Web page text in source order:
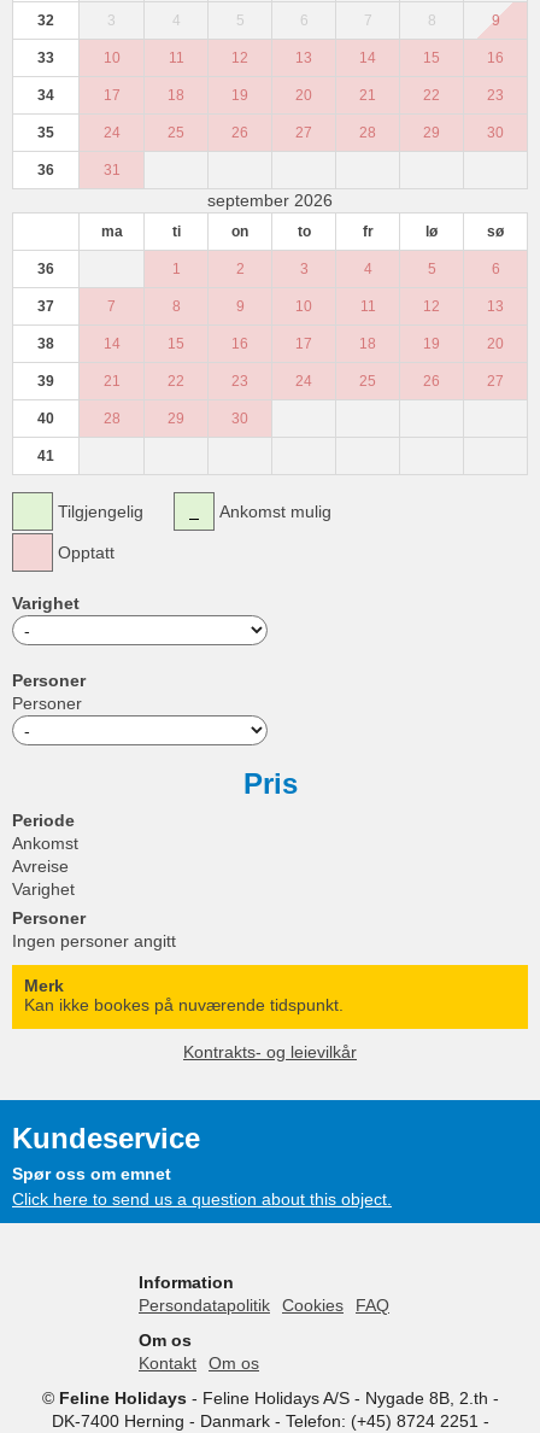
32 3 4 5 6 7 8 9
33 10 11 12 13 14 15 16
34 17 18 19 20 21 22 23
35 24 25 26 27 28 29 30
36 31
september 2026
ma ti on to fr lø sø
36 1 2 3 4 5 6
37 7 8 9 10 11 12 13
38 14 15 16 17 18 19 20
39 21 22 23 24 25 26 27
40 28 29 30
41
Tilgjengelig
Opptatt
Ankomst mulig
Varighet
Personer
Personer
Pris
Periode
Ankomst
Avreise
Varighet
Personer
Ingen personer angitt
Merk
Kan ikke bookes på nuværende tidspunkt.
Kontrakts- og leievilkår
Kundeservice
Spør oss om emnet
Click here to send us a question about this object.
Information
Persondatapolitik
Cookies
FAQ
Om os
Kontakt
Om os
© Feline Holidays- Feline Holidays A/S- Nygade 8B, 2.th -
DK-7400 Herning - Danmark - Telefon: (+45) 8724 2251-